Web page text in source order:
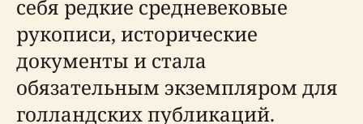
себя редкие средневековые
рукописи, исторические
документы и стала
обязательным экземпляром для
голландских публикаций.